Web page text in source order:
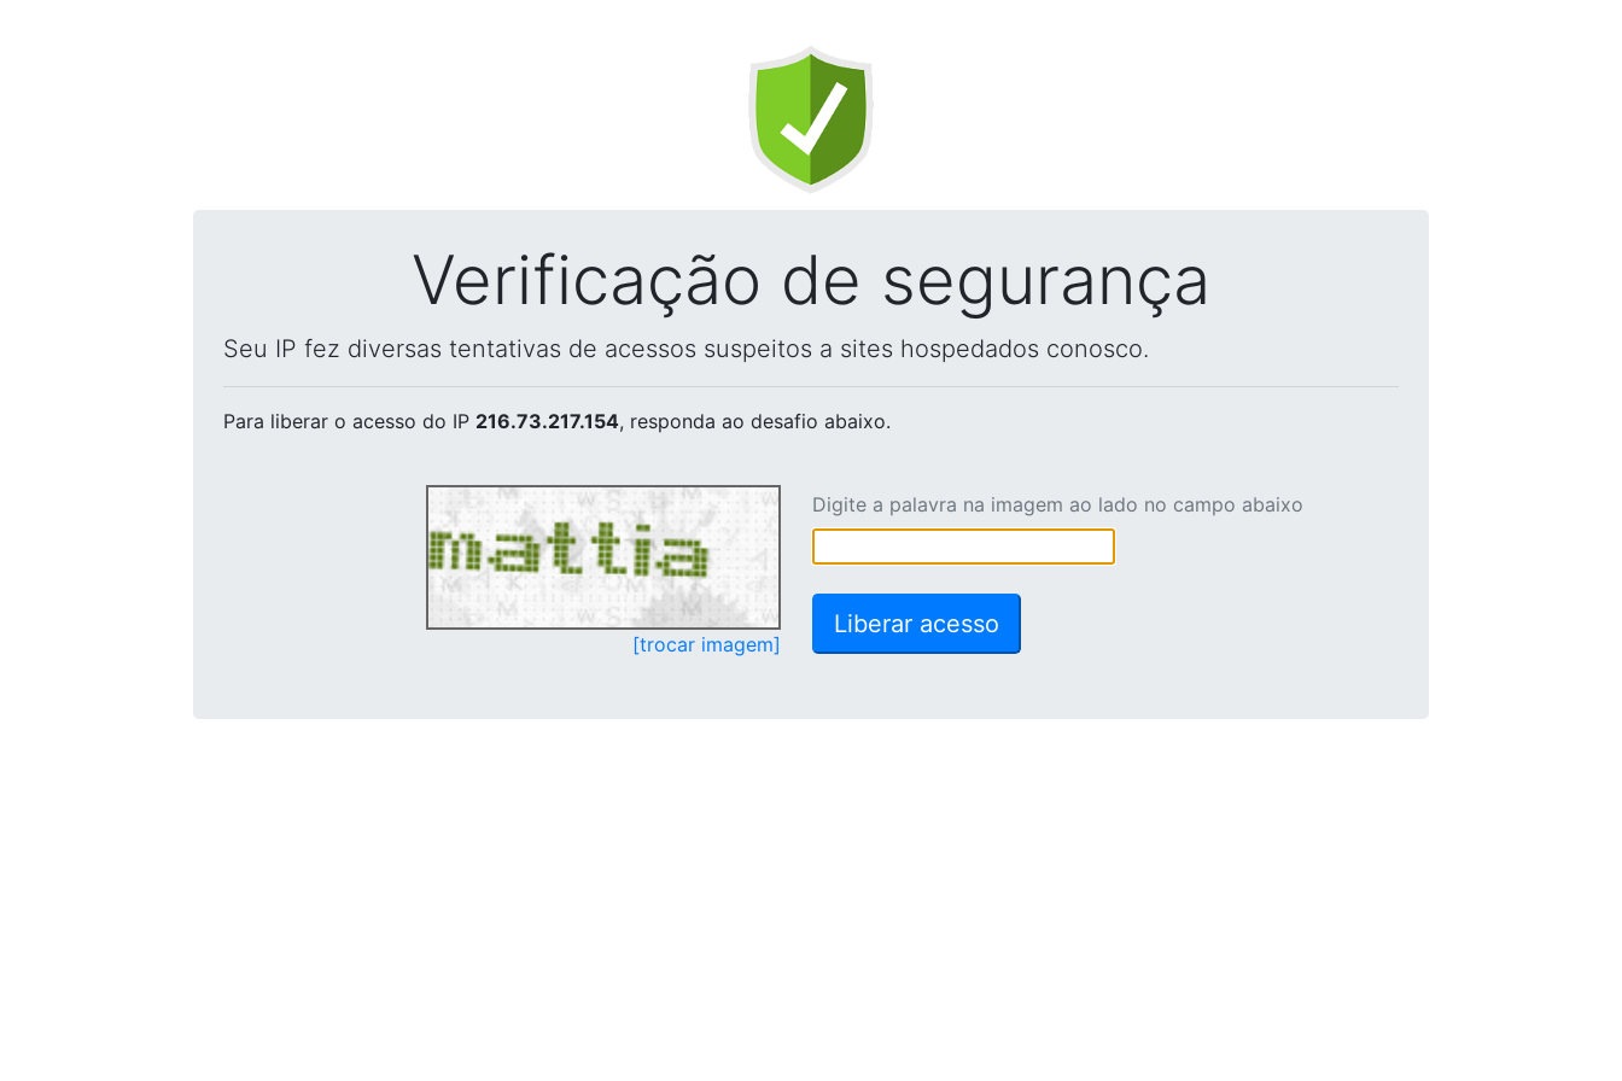
Verificação de segurança
Seu IP fez diversas tentativas de acessos suspeitos a sites hospedados conosco.
Para liberar o acesso do IP 216.73.217.154, responda ao desafio abaixo.
[trocar imagem]
Digite a palavra na imagem ao lado no campo abaixo